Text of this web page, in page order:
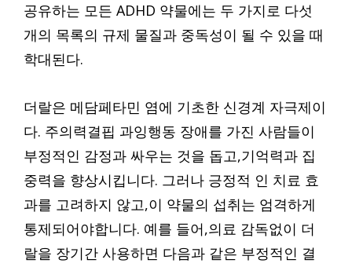
공유하는 모든 ADHD 약물에는 두 가지로 다섯
개의 목록의 규제 물질과 중독성이 될 수 있을 때
학대된다.
더랄은 메담페타민 염에 기초한 신경계 자극제이
다. 주의력결핍 과잉행동 장애를 가진 사람들이
부정적인 감정과 싸우는 것을 돕고,기억력과 집
중력을 향상시킵니다. 그러나 긍정적 인 치료 효
과를 고려하지 않고,이 약물의 섭취는 엄격하게
통제되어야합니다. 예를 들어,의료 감독없이 더
랄을 장기간 사용하면 다음과 같은 부정적인 결